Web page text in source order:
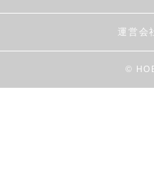
運営会
©